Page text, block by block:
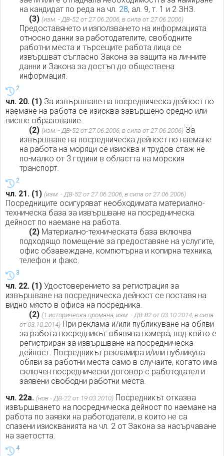
на кандидат по реда на чл. 28, ал. 9, т. 1 и 2 ЗНЗ.
(3) (изм. - ДВ-52 от 27.06.2006, в сила от 27.06.2006)
Предоставянето и използването на информацията
относно данни за работодателите, свободните
работни места и търсещите работа лица се
извършват съгласно Закона за защита на личните
данни и Закона за достъп до обществена
информация.
2
чл. 20. (1) За извършване на посредническа дейност по
наемане на работа се изисква завършено средно или
висше образование.
(2) (изм. - ДВ-52 от 27.06.2006, в сила от 27.06.2006) За
извършване на посредническа дейност по наемане
на работа на моряци се изисква и трудов стаж не
по-малко от 3 години в областта на морския
транспорт.
2
чл. 21. (1) (изм. - ДВ-52 от 27.06.2006, в сила от 27.06.2006)
Посредниците осигуряват необходимата материално-
техническа база за извършване на посредническа
дейност по наемане на работа.
(2) Материално-техническата база включва
подходящо помещение за предоставяне на услугите,
офис обзавеждане, компютърна и копирна техника,
телефон и факс.
3
чл. 22. (1) Удостоверението за регистрация за
извършване на посредническа дейност се поставя на
видно място в офиса на посредника.
(2) (1 историческа промяна, изм. - ДВ-82 от 03.10.2014, в сила
от 03.10.2014) При реклама и/или публикуване на обяви
за работа посредникът обявява номера, под който е
регистриран за извършване на посредническа
дейност. Посредникът рекламира и/или публикува
обяви за работни места само в случаите, когато има
сключен посреднически договор с работодател и
заявени свободни работни места.
чл. 22а. (нов - ДВ-22 от 19.03.2010) Посредникът отказва
извършването на посредническа дейност по наемане на
работа по заявки на работодатели, в които не са
спазени изискванията на чл. 2 от Закона за насърчаване
на заетостта.
4